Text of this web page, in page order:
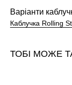
Варіанти
Каблучка Rolling
ТОБІ МОЖЕ